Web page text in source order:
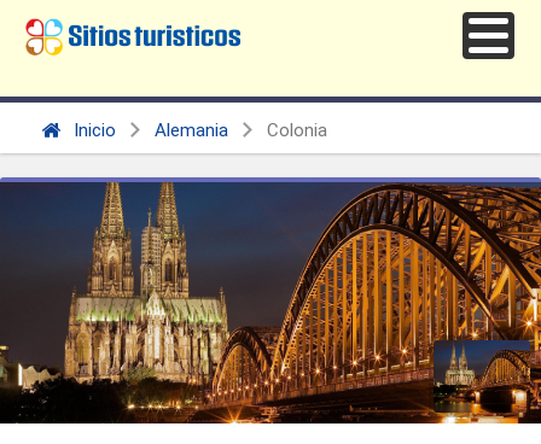
Inicio Alemania Colonia